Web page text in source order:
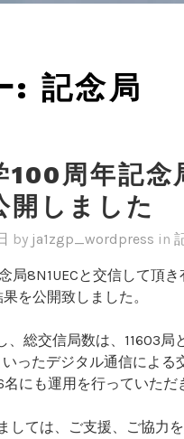
: 記念局
100周年記
開しました
by ja1zgp_wordpress in
局8N1UECと交信して頂
を公開致しました。
、総交信局数は、11603
いったデジタル通信によ
にも運用を行っていただ
しては、ご支援、ご協力